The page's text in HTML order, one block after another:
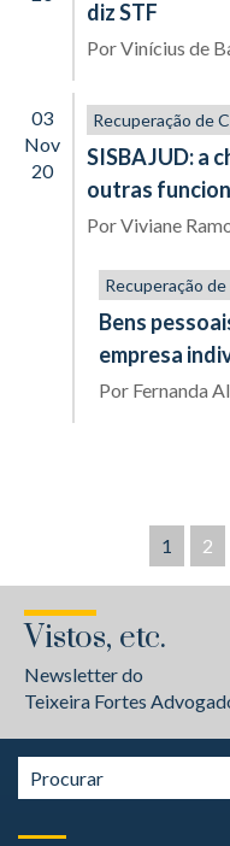
diz STF
PorVinícius de
03
Nov
20
Recuperação de
SISBAJUD: a
outras
PorViviane
Recuperação
Bens
empresa
Por Fernanda
1 2
Vistos, etc.
Newsletter do
Teixeira Fortes